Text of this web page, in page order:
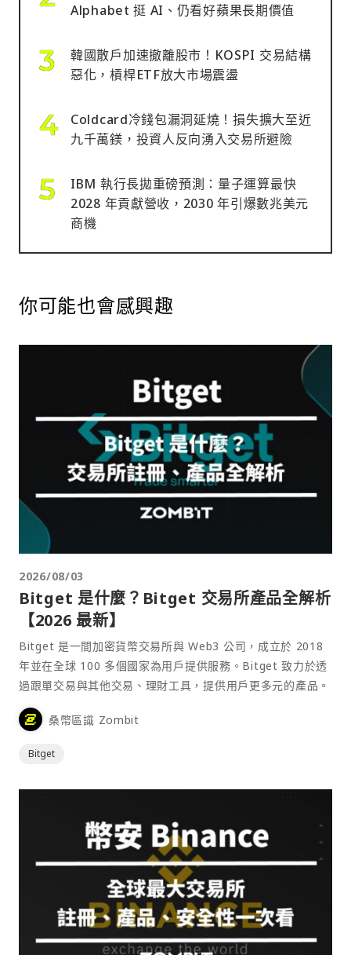
Alphabet 挺 AI、仍看好蘋果長期價值
韓國散戶加速撤離股市！KOSPI 交易結構
惡化，槓桿ETF放大市場震盪
Coldcard冷錢包漏洞延燒！損失擴大至近
九千萬鎂，投資人反向湧入交易所避險
IBM 執行長拋重磅預測：量子運算最快
2028 年貢獻營收，2030 年引爆數兆美元
商機
你可能也會感興趣
2026/08/03
Bitget 是什麼？Bitget 交易所產品全解析
【2026 最新】
Bitget 是一間加密貨幣交易所與 Web3 公司，成立於 2018
年並在全球 100 多個國家為用戶提供服務。Bitget 致力於透
過跟單交易與其他交易、理財工具，提供用戶更多元的產品。
桑幣區識 Zombit
Bitget